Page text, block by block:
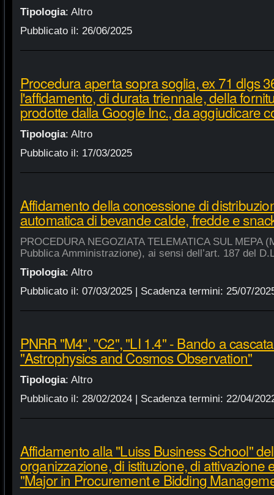
Tipologia: Altro
Pubblicato il: 26/06/2025
Procedura aperta sopra soglia, ex 71 dlgs
l'affidamento, di durata triennale, della
prodotte dalla Google Inc., da aggiudicare
Tipologia: Altro
Pubblicato il: 17/03/2025
Affidamento della concessione di
automatica di bevande calde, fredde e
PROCEDURA NEGOZIATA TELEMATICA SUL MEPA
Pubblica Amministrazione), ai sensi dell’art. 187 del
Tipologia: Altro
Pubblicato il: 07/03/2025| Scadenza termini: 25/07/
PNRR "M4", "C2", "LI 1.4" - Bando a
"Astrophysics and Cosmos Observation"
Tipologia: Altro
Pubblicato il: 28/02/2024| Scadenza termini: 22/04/
Affidamento alla "Luiss Business School"
organizzazione, di istituzione, di attivazione
"Major in Procurement e Bidding